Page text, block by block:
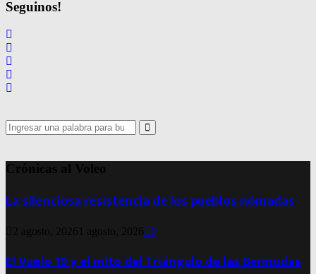
Seguinos!
Search
for:
Search
Crónicas al Voleo
La silenciosa resistencia de los pueblos nómadas
2 agosto, 2026 1 agosto, 2026 0
El Vuelo 19 y el mito del Triángulo de las Bermudas